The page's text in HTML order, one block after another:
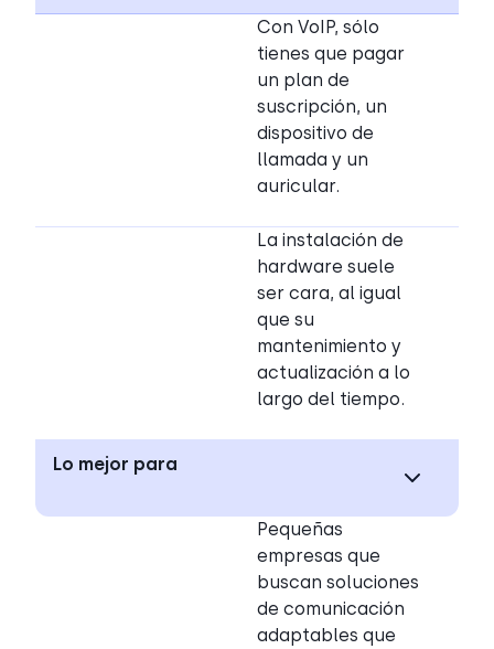
Con VoIP, sólo
tienes que pagar
un plan de
suscripción, un
dispositivo de
llamada y un
auricular.
La instalación de
hardware suele
ser cara, al igual
que su
mantenimiento y
actualización a lo
largo del tiempo.
Lo mejor para
Pequeñas
empresas que
buscan soluciones
de comunicación
adaptables que